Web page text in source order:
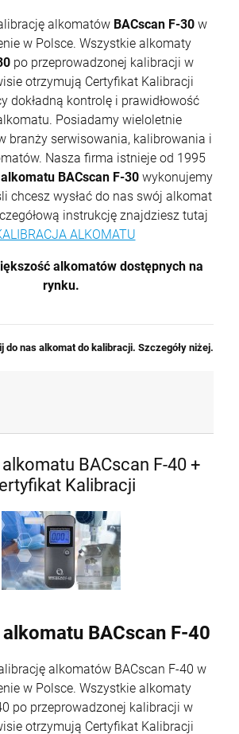
alkomatów BACscan F-30 w
w Polsce. Wszystkie alkomaty
po przeprowadzonej kalibracji w
otrzymują Certyfikat Kalibracji
dokładną kontrolę i prawidłowość
Posiadamy wieloletnie
branży serwisowania, kalibrowania i
Nasza firma istnieje od 1995
BACscan F-30 wykonujemy
chcesz wysłać do nas swój alkomat
instrukcję znajdziesz tutaj
ALKOMATU
alkomatów dostępnych na
rynku.
do nas alkomat do kalibracji. Szczegóły niżej.
BACscan F-40 +
Kalibracji
BACscan F-40
alkomatów BACscan F-40 w
w Polsce. Wszystkie alkomaty
po przeprowadzonej kalibracji w
otrzymują Certyfikat Kalibracji